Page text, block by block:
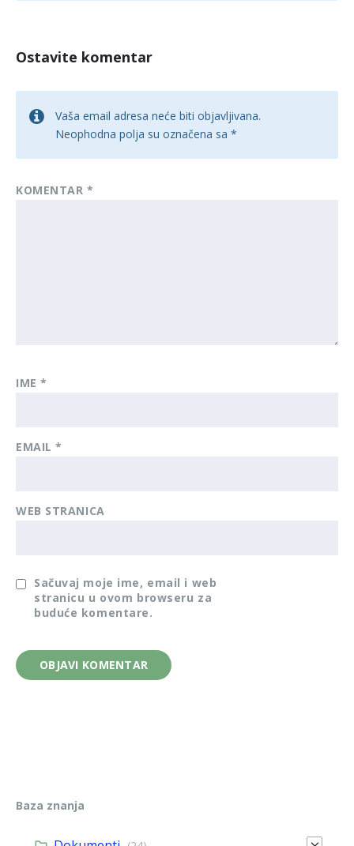
Ostavite komentar
Vaša email adresa neće biti objavljivana.
Neophodna polja su označena sa *
KOMENTAR*
IME*
EMAIL*
WEB STRANICA
Sačuvaj moje ime, email i web
stranicu u ovom browseru za
buduće komentare.
Baza znanja